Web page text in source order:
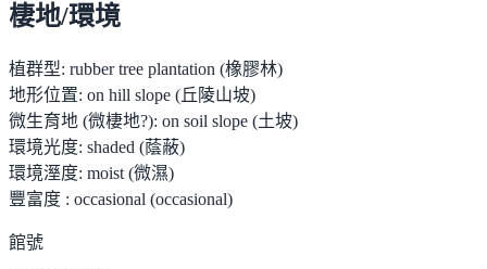
棲地/環境
植群型: rubber tree plantation (橡膠林)
地形位置: on hill slope (丘陵山坡)
微生育地 (微棲地?): on soil slope (土坡)
環境光度: shaded (蔭蔽)
環境溼度: moist (微濕)
豐富度 : occasional (occasional)
館號